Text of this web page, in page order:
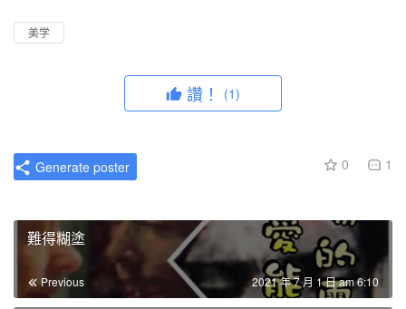
a
l
c
e
e
美学
讚！ (1)
0 1
Generate poster
難得糊塗
Previous 2021 年 7 月 1 日 am 6:10